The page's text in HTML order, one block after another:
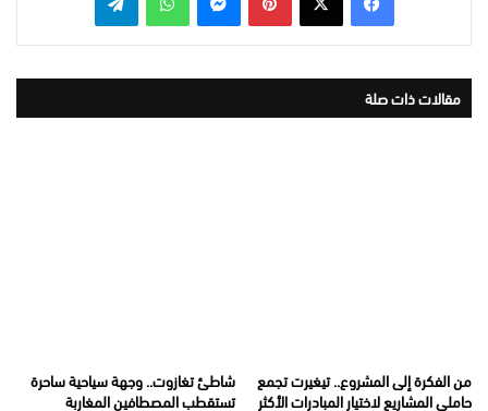
مقالات ذات صلة
من الفكرة إلى المشروع.. تيغيرت تجمع
حاملي المشاريع لاختيار المبادرات الأكثر
شاطئ تغازوت.. وجهة سياحية ساحرة
تستقطب المصطافين المغاربة